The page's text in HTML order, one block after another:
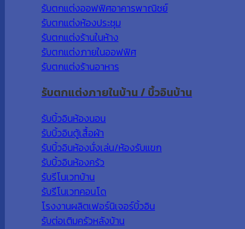
รับตกแต่งออฟฟิศอาคารพาณิชย์
รับตกแต่งห้องประชุม
รับตกแต่งร้านในห้าง
รับตกแต่งภายในออฟฟิศ
รับตกแต่งร้านอาหาร
รับตกแต่งภายในบ้าน / บิ้วอินบ้าน
รับบิ้วอินห้องนอน
รับบิ้วอินตู้เสื้อผ้า
รับบิ้วอินห้องนั่งเล่น/ห้องรับแขก
รับบิ้วอินห้องครัว
รับรีโนเวทบ้าน
รับรีโนเวทคอนโด
โรงงานผลิตเฟอร์นิเจอร์บิ้วอิน
รับต่อเติมครัวหลังบ้าน